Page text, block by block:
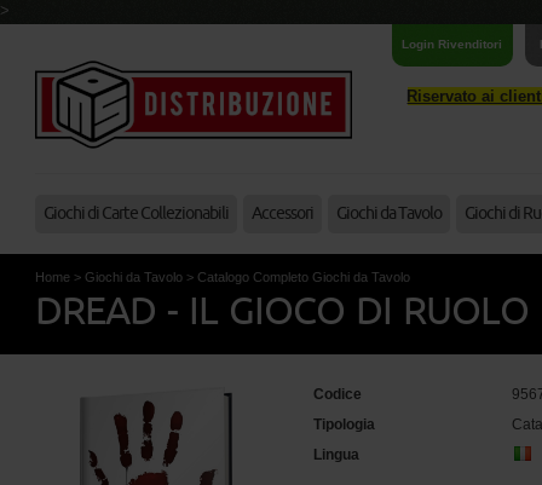
>
Login Rivenditori
Riservato ai
Giochi di Carte Collezionabili Accessori Giochi da Tavolo Giochi di
Home > Giochi da Tavolo > Catalogo Completo Giochi da Tavolo
DREAD - IL GIOCO DI RUOLO
Codice
Tipologia
Lingua